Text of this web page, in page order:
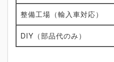
整備工場（輸入車対応）
DIY（部品代のみ）